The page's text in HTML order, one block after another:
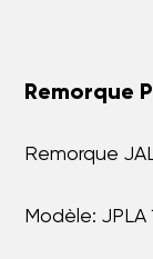
Remorque
Remorque
Modèle: JPLA